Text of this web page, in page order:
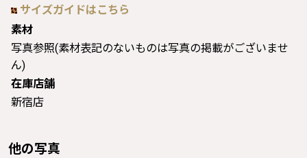
サイズガイドはこちら
素材
写真参照(素材表記のないものは写真の掲載がございませ
ん)
在庫店舗
新宿店
他の写真